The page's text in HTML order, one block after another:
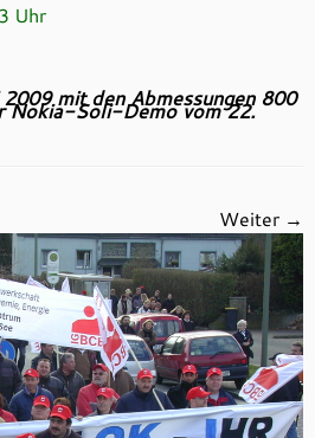
Uhr
mit den Abmessungen800
Nokia-Soli-Demo vom 22.
Weiter →